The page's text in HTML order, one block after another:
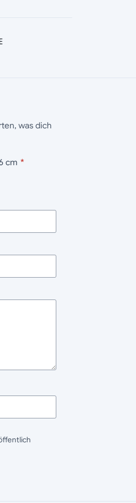
was dich
6 cm *